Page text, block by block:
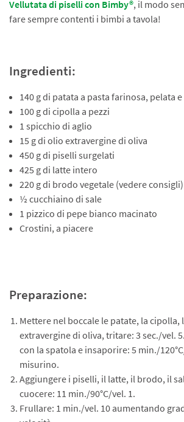
Vellutata di piselli con Bimby®, il modo
fare sempre contenti i bimbi a tavola!
Ingredienti:
140 g di patata a pasta farinosa, pelata e
100 g di cipolla a pezzi
1 spicchio di aglio
15 g di olio extravergine di oliva
450 g di piselli surgelati
425 g di latte intero
220 g di brodo vegetale (vedere consigli)
½ cucchiaino di sale
1 pizzico di pepe bianco macinato
Crostini, a piacere
Preparazione:
Mettere nel boccale le patate, la
extravergine di oliva, tritare: 3 sec./vel.
con la spatola e insaporire: 5 min./
misurino.
Aggiungere i piselli, il latte, il brodo, il
cuocere: 11 min./90°C/vel. 1.
Frullare: 1 min./vel. 10 aumentando